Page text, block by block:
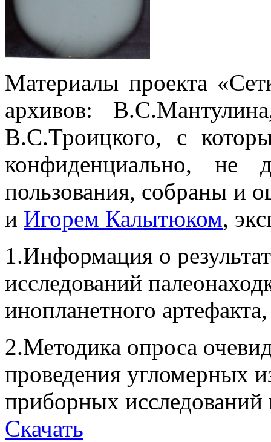
Материалы проекта
архивов:
В.С.Троицкого, с
конфиденциально, не
пользования, собраны и
и Игорем Калытюком,
1.Информация о
исследований
инопланетного
2.Методика опроса
проведения угломерных
приборных
Скачать